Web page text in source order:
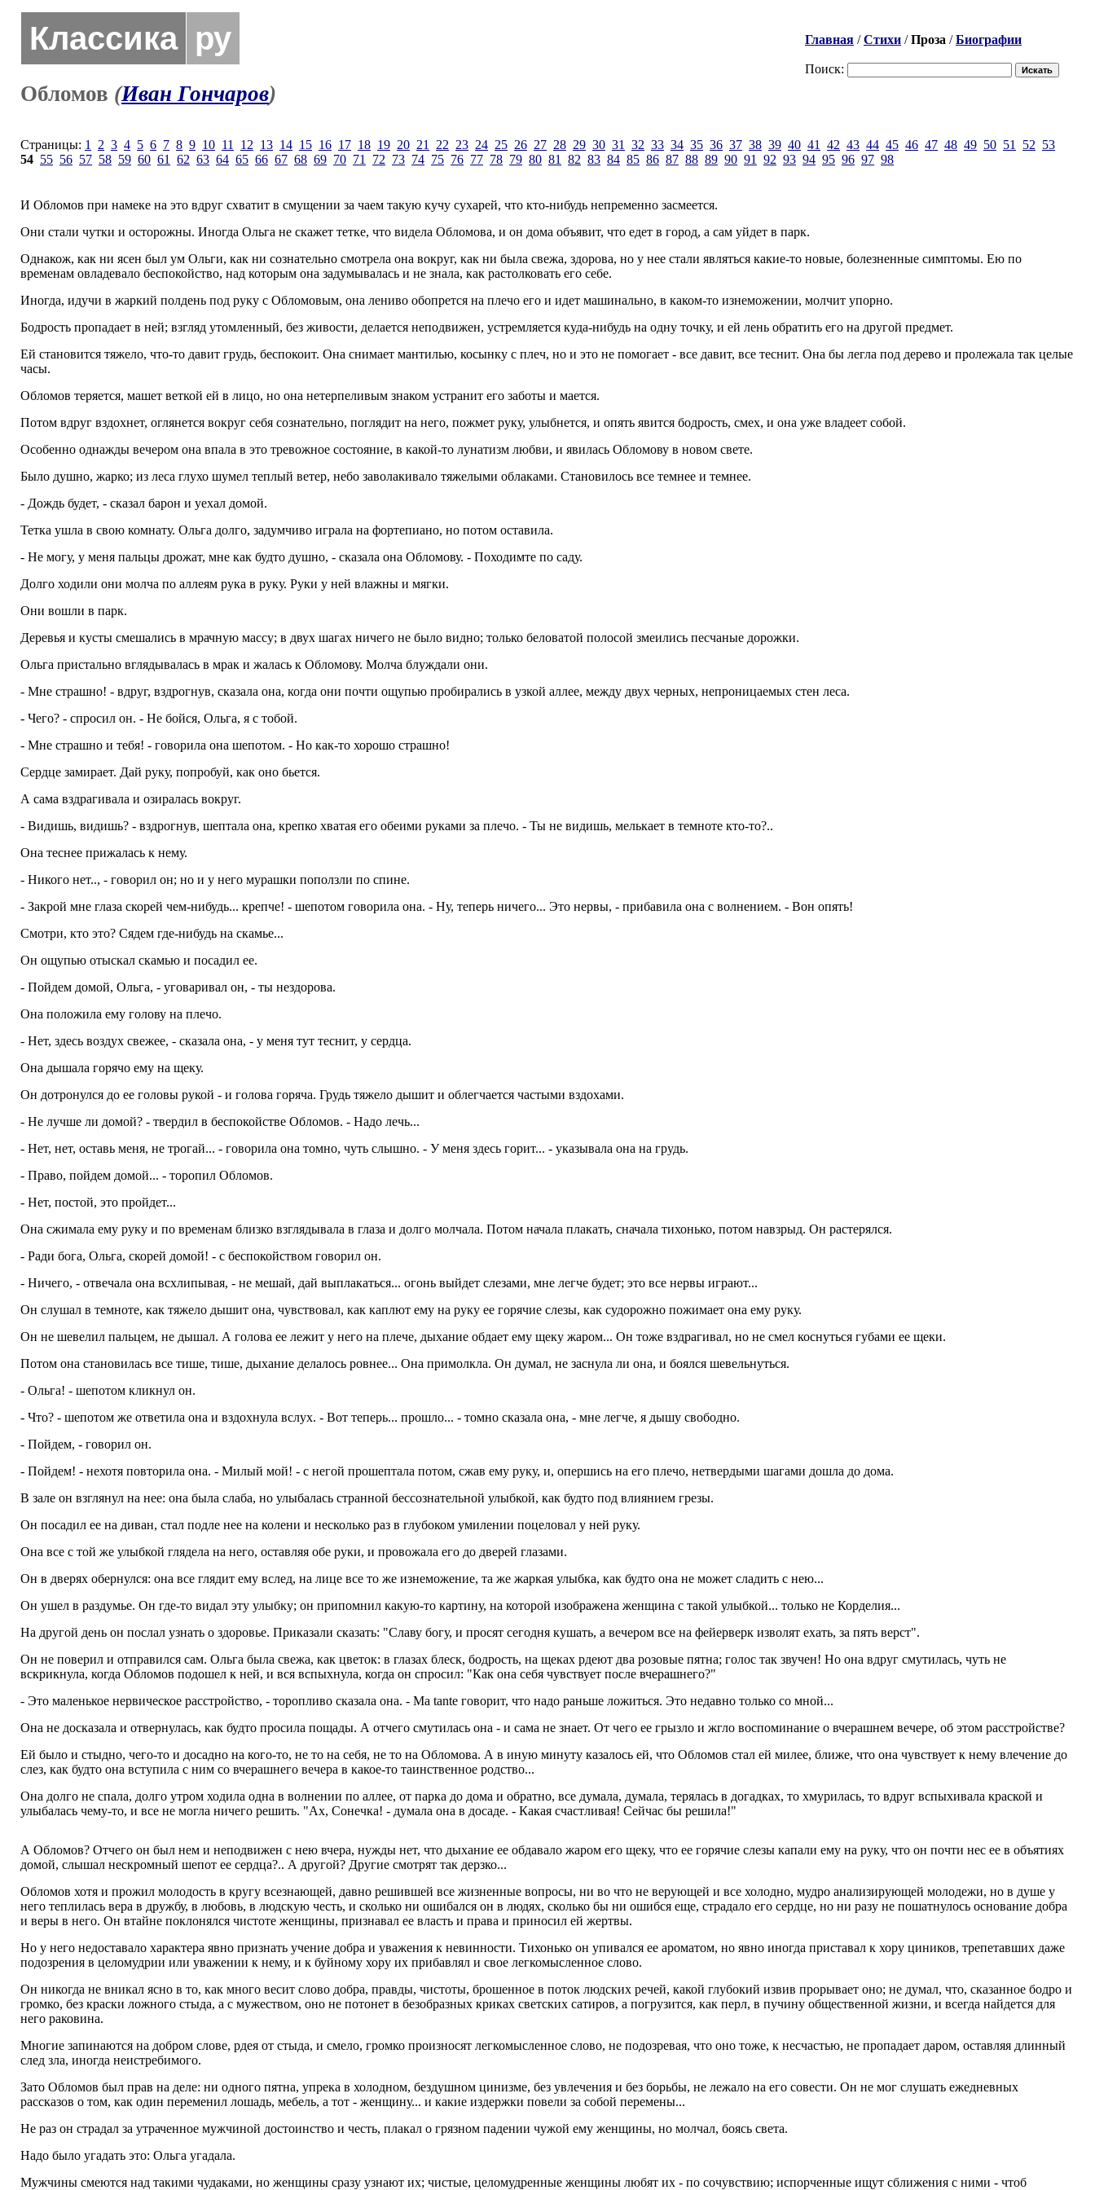
Главная /Стихи /Проза /Биографии
Поиск:
Классика ру
Обломов (Иван Гончаров)
Страницы: 1 2 3 4 5 6 7 8 9 10 11 12 13 14 15 16 17 18 19 20 21 22 23 24 25 26 27 28 29 30 31 32 33 34 35 36 37 38 39 40 41 42 43 44 45 46 47 48 49 50 51 52 53
54 55 56 57 58 59 60 61 62 63 64 65 66 67 68 69 70 71 72 73 74 75 76 77 78 79 80 81 82 83 84 85 86 87 88 89 90 91 92 93 94 95 96 97 98
И Обломов при намеке на это вдруг схватит в смущении за чаем такую кучу сухарей, что кто-нибудь непременно засмеется.
Они стали чутки и осторожны. Иногда Ольга не скажет тетке, что видела Обломова, и он дома объявит, что едет в город, а сам уйдет в парк.
Однакож, как ни ясен был ум Ольги, как ни сознательно смотрела она вокруг, как ни была свежа, здорова, но у нее стали являться какие-то новые, болезненные симптомы. Ею по
временам овладевало беспокойство, над которым она задумывалась и не знала, как растолковать его себе.
Иногда, идучи в жаркий полдень под руку с Обломовым, она лениво обопрется на плечо его и идет машинально, в каком-то изнеможении, молчит упорно.
Бодрость пропадает в ней; взгляд утомленный, без живости, делается неподвижен, устремляется куда-нибудь на одну точку, и ей лень обратить его на другой предмет.
Ей становится тяжело, что-то давит грудь, беспокоит. Она снимает мантилью, косынку с плеч, но и это не помогает - все давит, все теснит. Она бы легла под дерево и пролежала так целые
часы.
Обломов теряется, машет веткой ей в лицо, но она нетерпеливым знаком устранит его заботы и мается.
Потом вдруг вздохнет, оглянется вокруг себя сознательно, поглядит на него, пожмет руку, улыбнется, и опять явится бодрость, смех, и она уже владеет собой.
Особенно однажды вечером она впала в это тревожное состояние, в какой-то лунатизм любви, и явилась Обломову в новом свете.
Было душно, жарко; из леса глухо шумел теплый ветер, небо заволакивало тяжелыми облаками. Становилось все темнее и темнее.
- Дождь будет, - сказал барон и уехал домой.
Тетка ушла в свою комнату. Ольга долго, задумчиво играла на фортепиано, но потом оставила.
- Не могу, у меня пальцы дрожат, мне как будто душно, - сказала она Обломову. - Походимте по саду.
Долго ходили они молча по аллеям рука в руку. Руки у ней влажны и мягки.
Они вошли в парк.
Деревья и кусты смешались в мрачную массу; в двух шагах ничего не было видно; только беловатой полосой змеились песчаные дорожки.
Ольга пристально вглядывалась в мрак и жалась к Обломову. Молча блуждали они.
- Мне страшно! - вдруг, вздрогнув, сказала она, когда они почти ощупью пробирались в узкой аллее, между двух черных, непроницаемых стен леса.
- Чего? - спросил он. - Не бойся, Ольга, я с тобой.
- Мне страшно и тебя! - говорила она шепотом. - Но как-то хорошо страшно!
Сердце замирает. Дай руку, попробуй, как оно бьется.
А сама вздрагивала и озиралась вокруг.
- Видишь, видишь? - вздрогнув, шептала она, крепко хватая его обеими руками за плечо. - Ты не видишь, мелькает в темноте кто-то?..
Она теснее прижалась к нему.
- Никого нет.., - говорил он; но и у него мурашки поползли по спине.
- Закрой мне глаза скорей чем-нибудь... крепче! - шепотом говорила она. - Ну, теперь ничего... Это нервы, - прибавила она с волнением. - Вон опять!
Смотри, кто это? Сядем где-нибудь на скамье...
Он ощупью отыскал скамью и посадил ее.
- Пойдем домой, Ольга, - уговаривал он, - ты нездорова.
Она положила ему голову на плечо.
- Нет, здесь воздух свежее, - сказала она, - у меня тут теснит, у сердца.
Она дышала горячо ему на щеку.
Он дотронулся до ее головы рукой - и голова горяча. Грудь тяжело дышит и облегчается частыми вздохами.
- Не лучше ли домой? - твердил в беспокойстве Обломов. - Надо лечь...
- Нет, нет, оставь меня, не трогай... - говорила она томно, чуть слышно. - У меня здесь горит... - указывала она на грудь.
- Право, пойдем домой... - торопил Обломов.
- Нет, постой, это пройдет...
Она сжимала ему руку и по временам близко взглядывала в глаза и долго молчала. Потом начала плакать, сначала тихонько, потом навзрыд. Он растерялся.
- Ради бога, Ольга, скорей домой! - с беспокойством говорил он.
- Ничего, - отвечала она всхлипывая, - не мешай, дай выплакаться... огонь выйдет слезами, мне легче будет; это все нервы играют...
Он слушал в темноте, как тяжело дышит она, чувствовал, как каплют ему на руку ее горячие слезы, как судорожно пожимает она ему руку.
Он не шевелил пальцем, не дышал. А голова ее лежит у него на плече, дыхание обдает ему щеку жаром... Он тоже вздрагивал, но не смел коснуться губами ее щеки.
Потом она становилась все тише, тише, дыхание делалось ровнее... Она примолкла. Он думал, не заснула ли она, и боялся шевельнуться.
- Ольга! - шепотом кликнул он.
- Что? - шепотом же ответила она и вздохнула вслух. - Вот теперь... прошло... - томно сказала она, - мне легче, я дышу свободно.
- Пойдем, - говорил он.
- Пойдем! - нехотя повторила она. - Милый мой! - с негой прошептала потом, сжав ему руку, и, опершись на его плечо, нетвердыми шагами дошла до дома.
В зале он взглянул на нее: она была слаба, но улыбалась странной бессознательной улыбкой, как будто под влиянием грезы.
Он посадил ее на диван, стал подле нее на колени и несколько раз в глубоком умилении поцеловал у ней руку.
Она все с той же улыбкой глядела на него, оставляя обе руки, и провожала его до дверей глазами.
Он в дверях обернулся: она все глядит ему вслед, на лице все то же изнеможение, та же жаркая улыбка, как будто она не может сладить с нею...
Он ушел в раздумье. Он где-то видал эту улыбку; он припомнил какую-то картину, на которой изображена женщина с такой улыбкой... только не Корделия...
На другой день он послал узнать о здоровье. Приказали сказать: "Славу богу, и просят сегодня кушать, а вечером все на фейерверк изволят ехать, за пять верст".
Он не поверил и отправился сам. Ольга была свежа, как цветок: в глазах блеск, бодрость, на щеках рдеют два розовые пятна; голос так звучен! Но она вдруг смутилась, чуть не
вскрикнула, когда Обломов подошел к ней, и вся вспыхнула, когда он спросил: "Как она себя чувствует после вчерашнего?"
- Это маленькое нервическое расстройство, - торопливо сказала она. - Ma tante говорит, что надо раньше ложиться. Это недавно только со мной...
Она не досказала и отвернулась, как будто просила пощады. А отчего смутилась она - и сама не знает. От чего ее грызло и жгло воспоминание о вчерашнем вечере, об этом расстройстве?
Ей было и стыдно, чего-то и досадно на кого-то, не то на себя, не то на Обломова. А в иную минуту казалось ей, что Обломов стал ей милее, ближе, что она чувствует к нему влечение до
слез, как будто она вступила с ним со вчерашнего вечера в какое-то таинственное родство...
Она долго не спала, долго утром ходила одна в волнении по аллее, от парка до дома и обратно, все думала, думала, терялась в догадках, то хмурилась, то вдруг вспыхивала краской и
улыбалась чему-то, и все не могла ничего решить. "Ах, Сонечка! - думала она в досаде. - Какая счастливая! Сейчас бы решила!"
А Обломов? Отчего он был нем и неподвижен с нею вчера, нужды нет, что дыхание ее обдавало жаром его щеку, что ее горячие слезы капали ему на руку, что он почти нес ее в объятиях
домой, слышал нескромный шепот ее сердца?.. А другой? Другие смотрят так дерзко...
Обломов хотя и прожил молодость в кругу всезнающей, давно решившей все жизненные вопросы, ни во что не верующей и все холодно, мудро анализирующей молодежи, но в душе у
него теплилась вера в дружбу, в любовь, в людскую честь, и сколько ни ошибался он в людях, сколько бы ни ошибся еще, страдало его сердце, но ни разу не пошатнулось основание добра
и веры в него. Он втайне поклонялся чистоте женщины, признавал ее власть и права и приносил ей жертвы.
Но у него недоставало характера явно признать учение добра и уважения к невинности. Тихонько он упивался ее ароматом, но явно иногда приставал к хору циников, трепетавших даже
подозрения в целомудрии или уважении к нему, и к буйному хору их прибавлял и свое легкомысленное слово.
Он никогда не вникал ясно в то, как много весит слово добра, правды, чистоты, брошенное в поток людских речей, какой глубокий извив прорывает оно; не думал, что, сказанное бодро и
громко, без краски ложного стыда, а с мужеством, оно не потонет в безобразных криках светских сатиров, а погрузится, как перл, в пучину общественной жизни, и всегда найдется для
него раковина.
Многие запинаются на добром слове, рдея от стыда, и смело, громко произносят легкомысленное слово, не подозревая, что оно тоже, к несчастью, не пропадает даром, оставляя длинный
след зла, иногда неистребимого.
Зато Обломов был прав на деле: ни одного пятна, упрека в холодном, бездушном цинизме, без увлечения и без борьбы, не лежало на его совести. Он не мог слушать ежедневных
рассказов о том, как один переменил лошадь, мебель, а тот - женщину... и какие издержки повели за собой перемены...
Не раз он страдал за утраченное мужчиной достоинство и честь, плакал о грязном падении чужой ему женщины, но молчал, боясь света.
Надо было угадать это: Ольга угадала.
Мужчины смеются над такими чудаками, но женщины сразу узнают их; чистые, целомудренные женщины любят их - по сочувствию; испорченные ищут сближения с ними - чтоб